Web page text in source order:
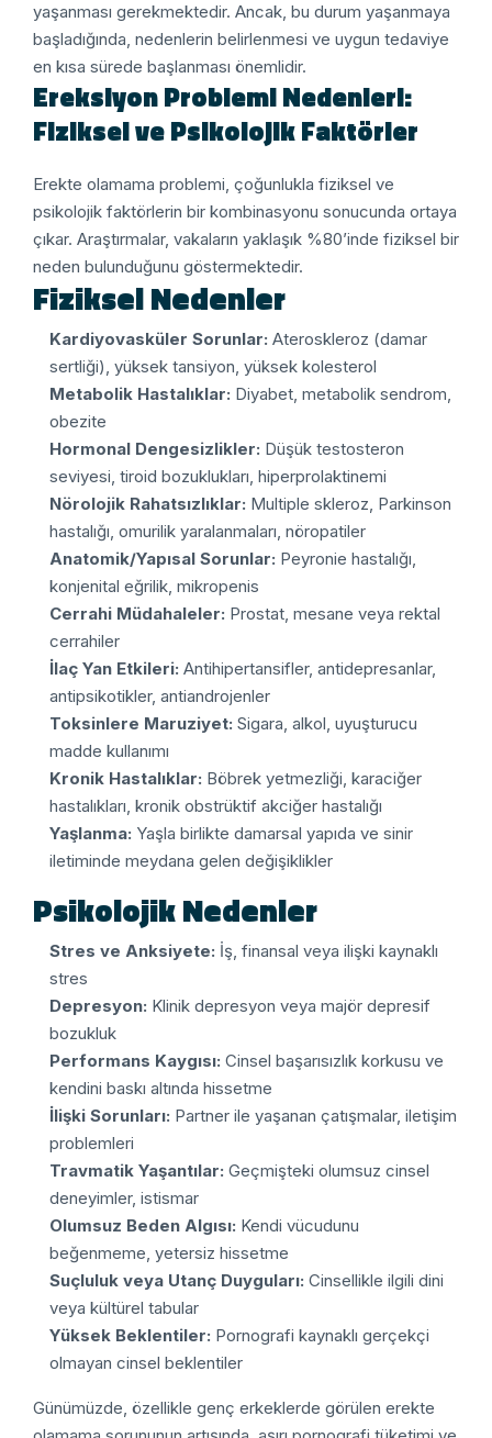
yaşanması gerekmektedir. Ancak, bu durum yaşanmaya
başladığında, nedenlerin belirlenmesi ve uygun tedaviye
en kısa sürede başlanması önemlidir.
Ereksiyon Problemi Nedenleri:
Fiziksel ve Psikolojik Faktörler
Erekte olamama problemi, çoğunlukla fiziksel ve
psikolojik faktörlerin bir kombinasyonu sonucunda ortaya
çıkar. Araştırmalar, vakaların yaklaşık %80’inde fiziksel bir
neden bulunduğunu göstermektedir.
Fiziksel Nedenler
Kardiyovasküler Sorunlar: Ateroskleroz (damar
sertliği), yüksek tansiyon, yüksek kolesterol
Metabolik Hastalıklar: Diyabet, metabolik sendrom,
obezite
Hormonal Dengesizlikler: Düşük testosteron
seviyesi, tiroid bozuklukları, hiperprolaktinemi
Nörolojik Rahatsızlıklar: Multiple skleroz, Parkinson
hastalığı, omurilik yaralanmaları, nöropatiler
Anatomik/Yapısal Sorunlar: Peyronie hastalığı,
konjenital eğrilik, mikropenis
Cerrahi Müdahaleler: Prostat, mesane veya rektal
cerrahiler
İlaç Yan Etkileri: Antihipertansifler, antidepresanlar,
antipsikotikler, antiandrojenler
Toksinlere Maruziyet: Sigara, alkol, uyuşturucu
madde kullanımı
Kronik Hastalıklar: Böbrek yetmezliği, karaciğer
hastalıkları, kronik obstrüktif akciğer hastalığı
Yaşlanma: Yaşla birlikte damarsal yapıda ve sinir
iletiminde meydana gelen değişiklikler
Psikolojik Nedenler
Stres ve Anksiyete: İş, finansal veya ilişki kaynaklı
stres
Depresyon: Klinik depresyon veya majör depresif
bozukluk
Performans Kaygısı: Cinsel başarısızlık korkusu ve
kendini baskı altında hissetme
İlişki Sorunları: Partner ile yaşanan çatışmalar, iletişim
problemleri
Travmatik Yaşantılar: Geçmişteki olumsuz cinsel
deneyimler, istismar
Olumsuz Beden Algısı: Kendi vücudunu
beğenmeme, yetersiz hissetme
Suçluluk veya Utanç Duyguları: Cinsellikle ilgili dini
veya kültürel tabular
Yüksek Beklentiler: Pornografi kaynaklı gerçekçi
olmayan cinsel beklentiler
Günümüzde, özellikle genç erkeklerde görülen erekte